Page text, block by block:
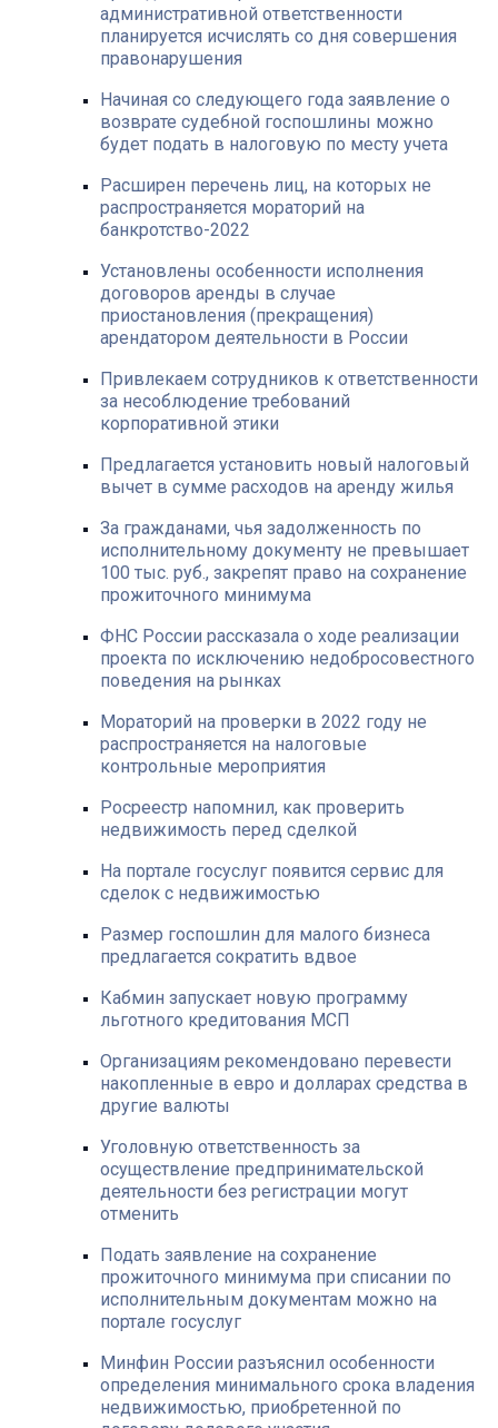
административной ответственности
планируется исчислять со дня совершения
правонарушения
Начиная со следующего года заявление о
возврате судебной госпошлины можно
будет подать в налоговую по месту учета
Расширен перечень лиц, на которых не
распространяется мораторий на
банкротство-2022
Установлены особенности исполнения
договоров аренды в случае
приостановления (прекращения)
арендатором деятельности в России
Привлекаем сотрудников к ответственности
за несоблюдение требований
корпоративной этики
Предлагается установить новый налоговый
вычет в сумме расходов на аренду жилья
За гражданами, чья задолженность по
исполнительному документу не превышает
100 тыс. руб., закрепят право на сохранение
прожиточного минимума
ФНС России рассказала о ходе реализации
проекта по исключению недобросовестного
поведения на рынках
Мораторий на проверки в 2022 году не
распространяется на налоговые
контрольные мероприятия
Росреестр напомнил, как проверить
недвижимость перед сделкой
На портале госуслуг появится сервис для
сделок с недвижимостью
Размер госпошлин для малого бизнеса
предлагается сократить вдвое
Кабмин запускает новую программу
льготного кредитования МСП
Организациям рекомендовано перевести
накопленные в евро и долларах средства в
другие валюты
Уголовную ответственность за
осуществление предпринимательской
деятельности без регистрации могут
отменить
Подать заявление на сохранение
прожиточного минимума при списании по
исполнительным документам можно на
портале госуслуг
Минфин России разъяснил особенности
определения минимального срока владения
недвижимостью, приобретенной по